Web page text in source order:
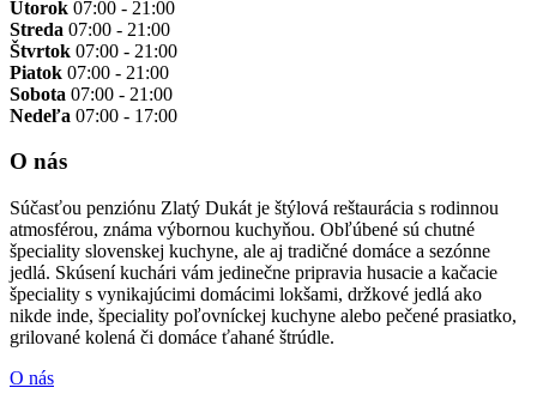
Utorok 07:00 - 21:00
Streda 07:00 - 21:00
Štvrtok 07:00 - 21:00
Piatok 07:00 - 21:00
Sobota 07:00 - 21:00
Nedeľa 07:00 - 17:00
O nás
Súčasťou penziónu Zlatý Dukát je štýlová reštaurácia s rodinnou
atmosférou, známa výbornou kuchyňou. Obľúbené sú chutné
špeciality slovenskej kuchyne, ale aj tradičné domáce a sezónne
jedlá. Skúsení kuchári vám jedinečne pripravia husacie a kačacie
špeciality s vynikajúcimi domácimi lokšami, držkové jedlá ako
nikde inde, špeciality poľovníckej kuchyne alebo pečené prasiatko,
grilované kolená či domáce ťahané štrúdle.
O nás